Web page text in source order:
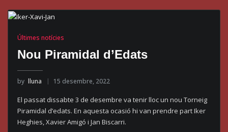
Últimes notícies
Nou Piramidal d’Edats
by lluna 15 desembre, 2022
El passat dissabte 3 de desembre va tenir lloc un nou Torneig
Piramidal d’edats. En aquesta ocasió hi van prendre part Iker
Heghies, Xavier Amigó i Jan Biscarri.